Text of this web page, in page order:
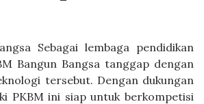
Sebagai lembaga pendidikan
Bangun Bangsa tanggap dengan
tersebut. Dengan dukungan
PKBM ini siap untuk berkompetisi